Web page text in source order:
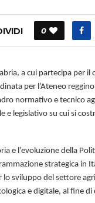
0
a cui partecipa per il
per l’Ateneo
normativo e tecnico
legislativo su cui si
e l’evoluzione della
strategica in
sviluppo del settore
e digitale, al fine di